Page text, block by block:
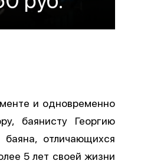
и одновременно
баянисту Георгию
отличающихся
5 лет своей жизни